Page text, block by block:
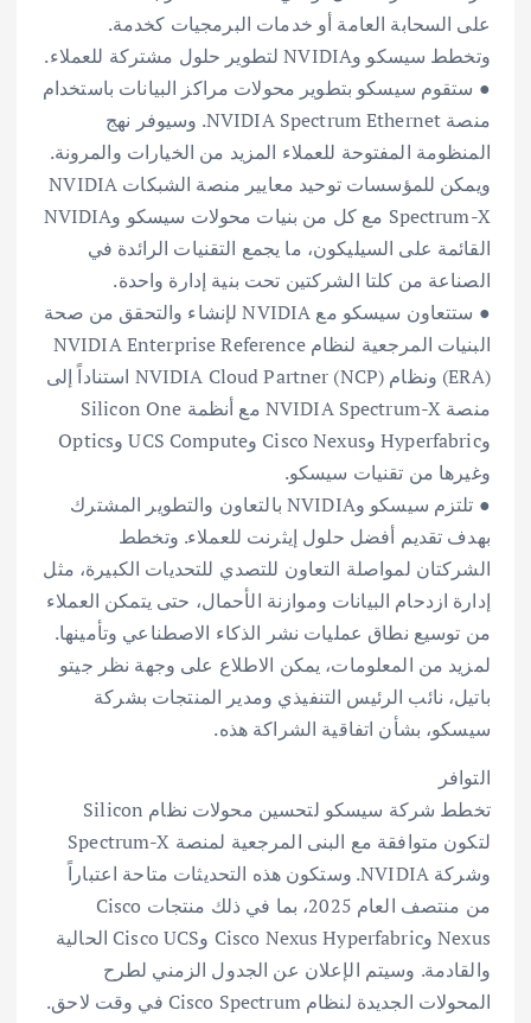
على السحابة العامة أو خدمات البرمجيات كخدمة.
وتخطط سيسكو وNVIDIA لتطوير حلول مشتركة للعملاء.
● ستقوم سيسكو بتطوير محولات مراكز البيانات باستخدام
منصة NVIDIA Spectrum Ethernet. وسيوفر نهج
المنظومة المفتوحة للعملاء المزيد من الخيارات والمرونة.
ويمكن للمؤسسات توحيد معايير منصة الشبكات NVIDIA
Spectrum-X مع كل من بنيات محولات سيسكو وNVIDIA
القائمة على السيليكون، ما يجمع التقنيات الرائدة في
الصناعة من كلتا الشركتين تحت بنية إدارة واحدة.
● ستتعاون سيسكو مع NVIDIA لإنشاء والتحقق من صحة
البنيات المرجعية لنظام NVIDIA Enterprise Reference
(ERA) ونظام NVIDIA Cloud Partner (NCP) استناداً إلى
منصة NVIDIA Spectrum-X مع أنظمة Silicon One
وHyperfabric وCisco Nexus وUCS Compute وOptics
وغيرها من تقنيات سيسكو.
● تلتزم سيسكو وNVIDIA بالتعاون والتطوير المشترك
بهدف تقديم أفضل حلول إيثرنت للعملاء. وتخطط
الشركتان لمواصلة التعاون للتصدي للتحديات الكبيرة، مثل
إدارة ازدحام البيانات وموازنة الأحمال، حتى يتمكن العملاء
من توسيع نطاق عمليات نشر الذكاء الاصطناعي وتأمينها.
لمزيد من المعلومات، يمكن الاطلاع على وجهة نظر جيتو
باتيل، نائب الرئيس التنفيذي ومدير المنتجات بشركة
سيسكو، بشأن اتفاقية الشراكة هذه.
التوافر
تخطط شركة سيسكو لتحسين محولات نظام Silicon
لتكون متوافقة مع البنى المرجعية لمنصة Spectrum-X
وشركة NVIDIA. وستكون هذه التحديثات متاحة اعتباراً
من منتصف العام 2025، بما في ذلك منتجات Cisco
Nexus وCisco Nexus Hyperfabric وCisco UCS الحالية
والقادمة. وسيتم الإعلان عن الجدول الزمني لطرح
المحولات الجديدة لنظام Cisco Spectrum في وقت لاحق.